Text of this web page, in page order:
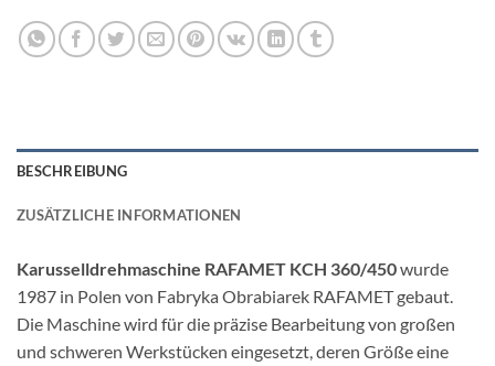
BESCHREIBUNG
ZUSÄTZLICHE INFORMATIONEN
Karusselldrehmaschine RAFAMET KCH 360/450wurde
1987 in Polen von Fabryka Obrabiarek RAFAMET gebaut.
Die Maschine wird für die präzise Bearbeitung von großen
und schweren Werkstücken eingesetzt, deren Größe eine